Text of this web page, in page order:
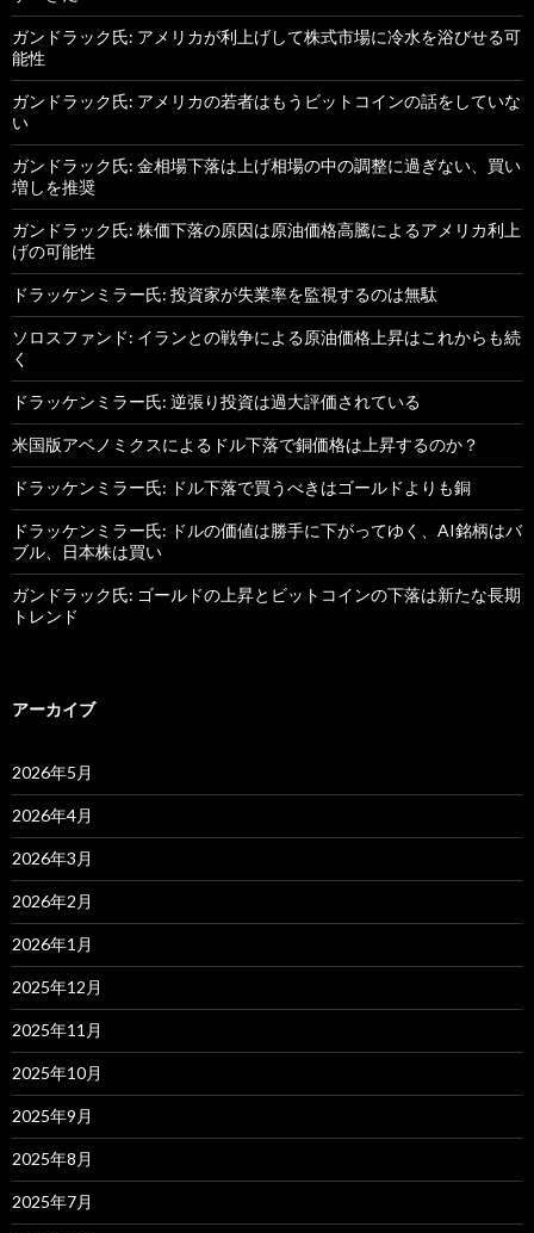
ガンドラック氏: アメリカが利上げして株式市場に冷水を浴びせる可
能性
ガンドラック氏: アメリカの若者はもうビットコインの話をしていな
い
ガンドラック氏: 金相場下落は上げ相場の中の調整に過ぎない、買い
増しを推奨
ガンドラック氏: 株価下落の原因は原油価格高騰によるアメリカ利上
げの可能性
ドラッケンミラー氏: 投資家が失業率を監視するのは無駄
ソロスファンド: イランとの戦争による原油価格上昇はこれからも続
く
ドラッケンミラー氏: 逆張り投資は過大評価されている
米国版アベノミクスによるドル下落で銅価格は上昇するのか？
ドラッケンミラー氏: ドル下落で買うべきはゴールドよりも銅
ドラッケンミラー氏: ドルの価値は勝手に下がってゆく、AI銘柄はバ
ブル、日本株は買い
ガンドラック氏: ゴールドの上昇とビットコインの下落は新たな長期
トレンド
アーカイブ
2026年5月
2026年4月
2026年3月
2026年2月
2026年1月
2025年12月
2025年11月
2025年10月
2025年9月
2025年8月
2025年7月